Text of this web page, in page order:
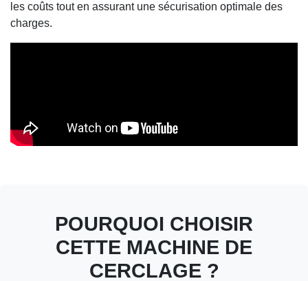
les coûts tout en assurant une sécurisation optimale des
charges.
POURQUOI CHOISIR
CETTE MACHINE DE
CERCLAGE ?